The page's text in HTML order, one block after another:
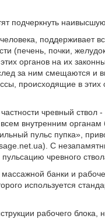
подчеркнуть
поддерживает
(печень, почки,
органов на их
за ним смещаются и
происходящие в
чревный ствол
внутренним
пульс пупка»,
С
чревного
банки и
используется
рабочего блока,